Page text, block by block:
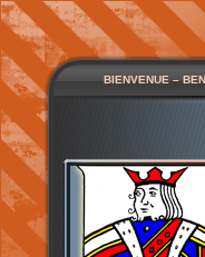
BIENVENUE –